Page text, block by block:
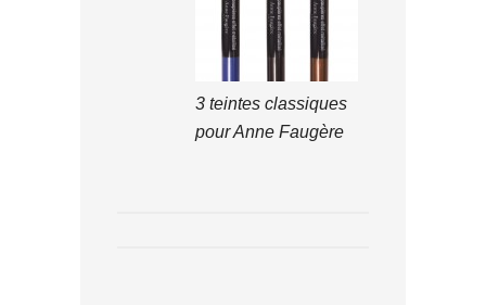
3 teintes classiques
pour Anne Faugère